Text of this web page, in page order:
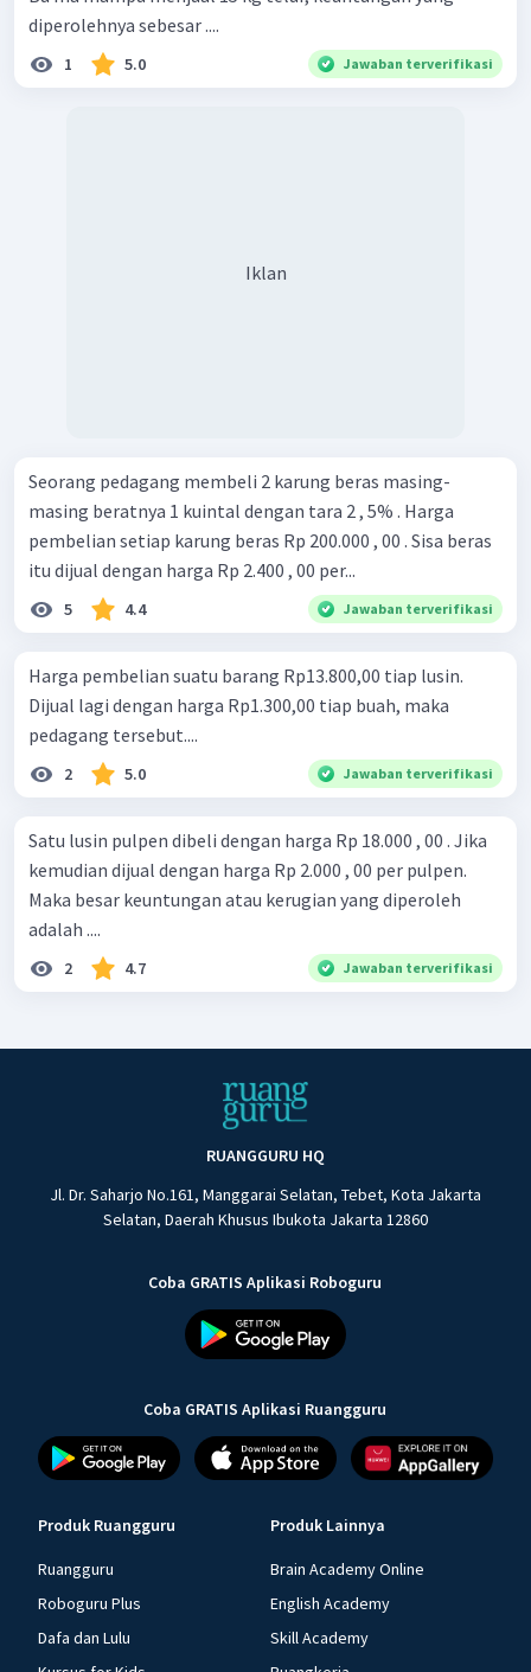
diperolehnya sebesar ....
1 5.0 Jawaban terverifikasi
Iklan
Seorang pedagang membeli 2 karung beras masing-
masing beratnya 1 kuintal dengan tara 2 , 5% . Harga
pembelian setiap karung beras Rp 200.000 , 00 . Sisa beras
itu dijual dengan harga Rp 2.400 , 00 per...
5 4.4 Jawaban terverifikasi
Harga pembelian suatu barang Rp13.800,00 tiap lusin.
Dijual lagi dengan harga Rp1.300,00 tiap buah, maka
pedagang tersebut....
2 5.0 Jawaban terverifikasi
Satu lusin pulpen dibeli dengan harga Rp 18.000 , 00 . Jika
kemudian dijual dengan harga Rp 2.000 , 00 per pulpen.
Maka besar keuntungan atau kerugian yang diperoleh
adalah ....
2 4.7 Jawaban terverifikasi
RUANGGURU HQ
Jl. Dr. Saharjo No.161, Manggarai Selatan, Tebet, Kota Jakarta
Selatan, Daerah Khusus Ibukota Jakarta 12860
Coba GRATIS Aplikasi Roboguru
Coba GRATIS Aplikasi Ruangguru
Produk Ruangguru
Ruangguru
Roboguru Plus
Dafa dan Lulu
Produk Lainnya
Brain Academy Online
English Academy
Skill Academy